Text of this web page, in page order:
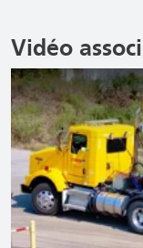
Vidéo